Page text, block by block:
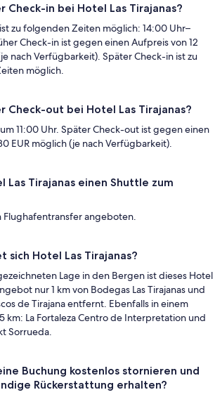
Check-in bei Hotel Las Tirajanas?
zu folgenden Zeiten möglich: 14:00 Uhr–
Check-in ist gegen einen Aufpreis von 12
nach Verfügbarkeit). Später Check-in ist zu
möglich.
Check-out bei Hotel Las Tirajanas?
11:00 Uhr. Später Check-out ist gegen einen
EUR möglich (je nach Verfügbarkeit).
Las Tirajanas einen Shuttle zum
Flughafentransfer angeboten.
sich Hotel Las Tirajanas?
Lage in den Bergen ist dieses Hotel
nur 1 km von Bodegas Las Tirajanas und
de Tirajana entfernt. Ebenfalls in einem
km: La Fortaleza Centro de Interpretation und
Sorrueda.
Buchung kostenlos stornieren und
Rückerstattung erhalten?